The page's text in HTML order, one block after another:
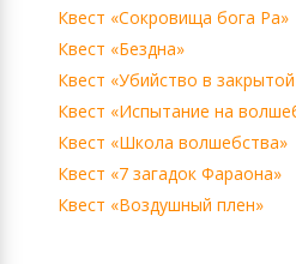
Квест «Сокровища бога Ра»
Квест «Бездна»
Квест «Убийство в
Квест «Испытание на
Квест «Школа волшебства»
Квест «7 загадок Фараона»
Квест «Воздушный плен»